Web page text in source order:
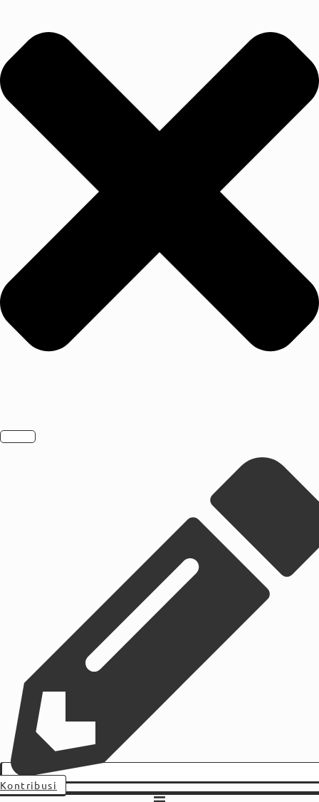
Kontribusi